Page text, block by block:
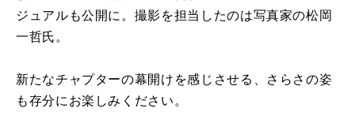
ジュアルも公開に。撮影を担当したのは写真家の松岡
一哲氏。
新たなチャプターの幕開けを感じさせる、さらさの姿
も存分にお楽しみください。